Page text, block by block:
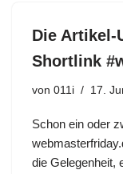
Die Artikel-
Shortlink
von 011i 17.
Schon ein oder
die Gelegenheit,